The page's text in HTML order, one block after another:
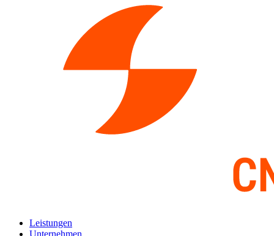
Leistungen
Unternehmen